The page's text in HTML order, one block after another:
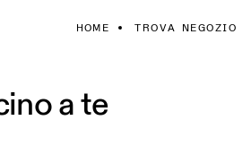
HOME TROVA NEGOZIO
a te